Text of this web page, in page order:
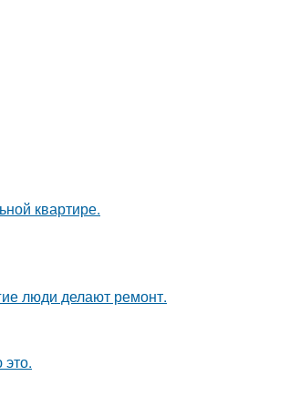
квартире.
люди делают ремонт.